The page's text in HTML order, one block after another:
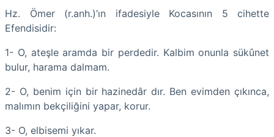
Hz. Ömer (r.anh.)’ın ifadesiyle Kocasının 5 cihette
Efendisidir:
1- O, ateşle aramda bir perdedir. Kalbim onunla sükûnet
bulur, harama dalmam.
2- O, benim için bir hazinedâr dır. Ben evimden çıkınca,
malımın bekçiliğini yapar, korur.
3- O, elbisemi yıkar.